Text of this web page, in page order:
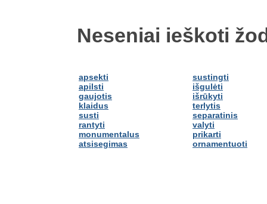
Neseniai ieškoti
apsekti
apilsti
gaujotis
klaidus
susti
rantyti
monumentalus
atsisegimas
sustingti
išgulėti
išrūkyti
terlytis
separatinis
valyti
prikarti
ornamentuoti